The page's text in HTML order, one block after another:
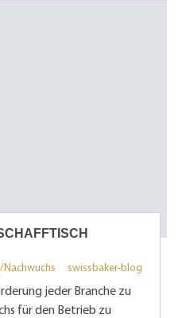
swissbaker-blog
jeder Branche zu
für den Betrieb zu